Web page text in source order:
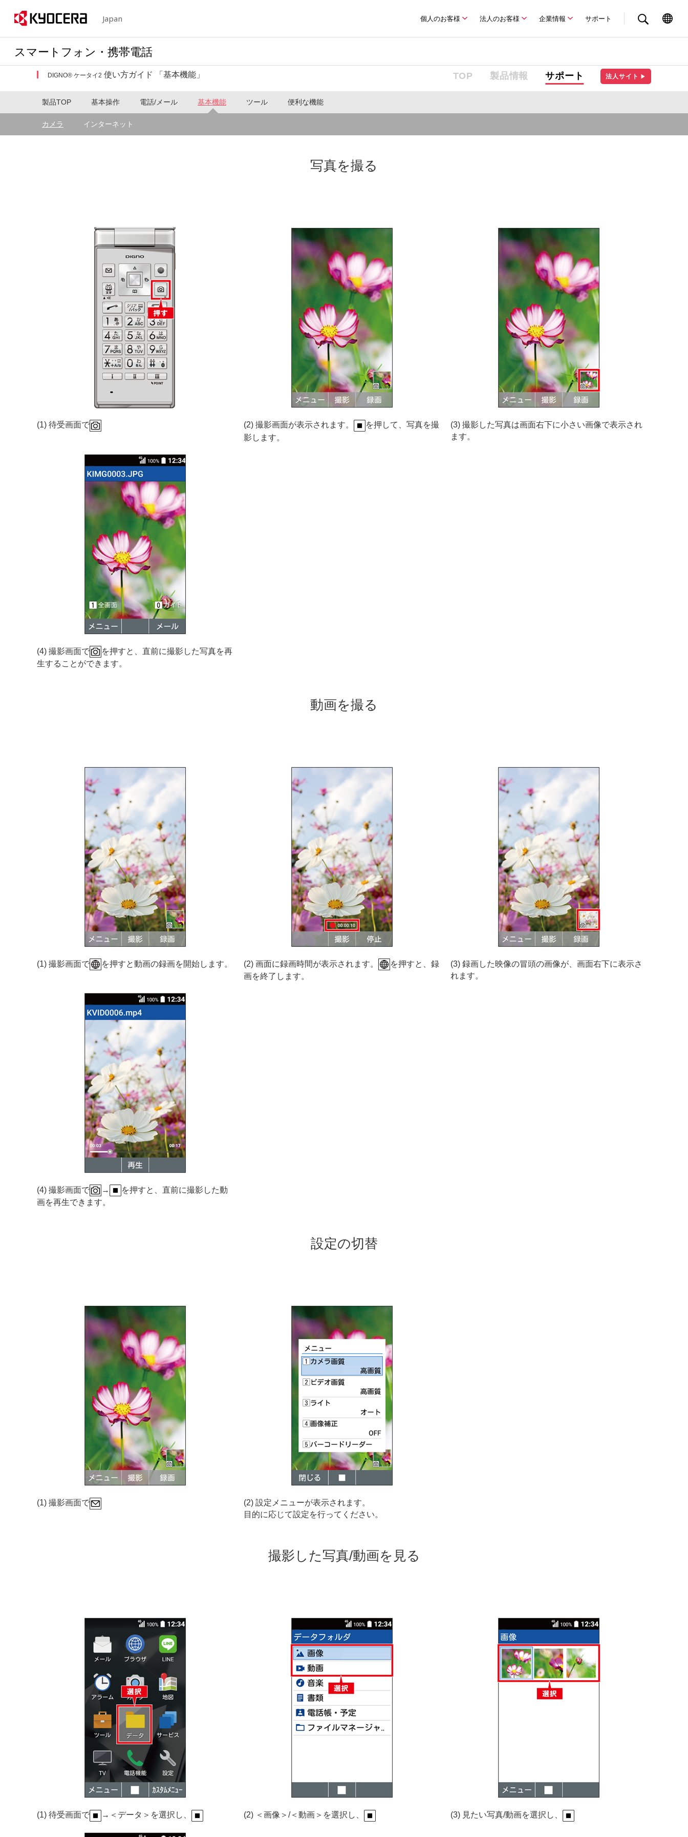
Japan 個人のお客様 法人のお客様 企業情報 サポート
スマートフォン・携帯電話
TOP 製品情報 サポート 法人サイト ▶
DIGNO® ケータイ2 使い方ガイド 「基本機能」
製品TOP 基本操作 電話/メール 基本機能 ツール 便利な機能
カメラ インターネット
写真を撮る
(1) 待受画面で (2) 撮影画面が表示されます。
を押して、写真を撮
影します。
(3) 撮影した写真は画面右下に小さい画像で表示され
ます。
(4) 撮影画面で
を押すと、直前に撮影した写真を再
生することができます。
動画を撮る
(1) 撮影画面で を押すと動画の録画を開始します。 (2) 画面に録画時間が表示されます。
を押すと、録
画を終了します。
(3) 録画した映像の冒頭の画像が、画面右下に表示さ
れます。
(4) 撮影画面で →
を押すと、直前に撮影した動
画を再生できます。
設定の切替
(1) 撮影画面で
(2) 設定メニューが表示されます。
目的に応じて設定を行ってください。
撮影した写真/動画を見る
(1) 待受画面で →＜データ＞を選択し、 (2) ＜画像＞/＜動画＞を選択し、 (3) 見たい写真/動画を選択し、